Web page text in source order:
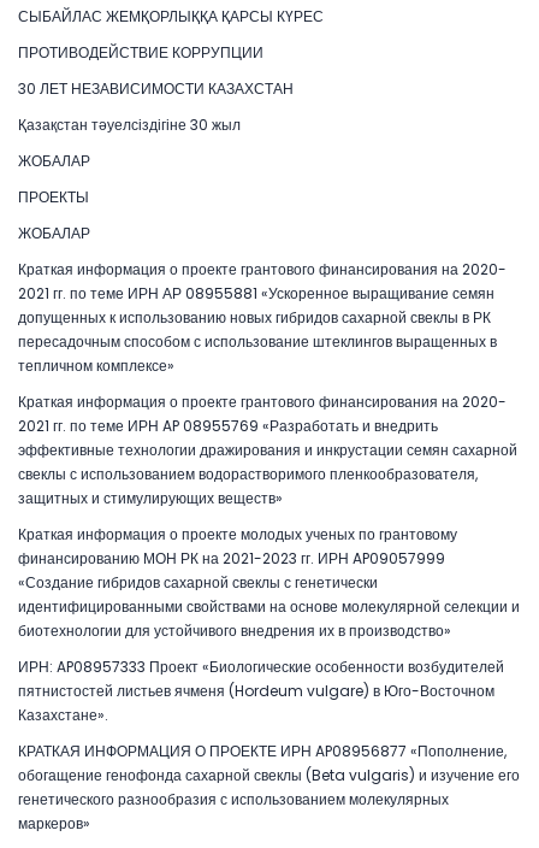
СЫБАЙЛАС ЖЕМҚОРЛЫҚҚА ҚАРСЫ КҮРЕС
ПРОТИВОДЕЙСТВИЕ КОРРУПЦИИ
30 ЛЕТ НЕЗАВИСИМОСТИ КАЗАХСТАН
Қазақстан тәуелсіздігіне 30 жыл
ЖОБАЛАР
ПРОЕКТЫ
ЖОБАЛАР
Краткая информация о проекте грантового финансирования на 2020-
2021 гг. по теме ИРН АР 08955881 «Ускоренное выращивание семян
допущенных к использованию новых гибридов сахарной свеклы в РК
пересадочным способом с использование штеклингов выращенных в
тепличном комплексе»
Краткая информация о проекте грантового финансирования на 2020-
2021 гг. по теме ИРН AP 08955769 «Разработать и внедрить
эффективные технологии дражирования и инкрустации семян сахарной
свеклы с использованием водорастворимого пленкообразователя,
защитных и стимулирующих веществ»
Краткая информация о проекте молодых ученых по грантовому
финансированию МОН РК на 2021-2023 гг. ИРН AP09057999
«Создание гибридов сахарной свеклы с генетически
идентифицированными свойствами на основе молекулярной селекции и
биотехнологии для устойчивого внедрения их в производство»
ИРН: AP08957333 Проект «Биологические особенности возбудителей
пятнистостей листьев ячменя (Hordeum vulgare) в Юго-Восточном
Казахстане».
КРАТКАЯ ИНФОРМАЦИЯ О ПРОЕКТЕ ИРН AP08956877 «Пополнение,
обогащение генофонда сахарной свеклы (Beta vulgaris) и изучение его
генетического разнообразия с использованием молекулярных
маркеров»